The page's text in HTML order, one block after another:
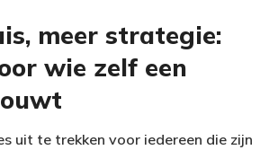
meer strategie:
wie zelf een
uit te trekken voor iedereen die zijn